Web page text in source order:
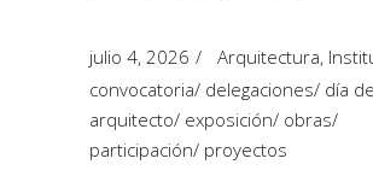
julio 4, 2026 Arquitectura,
convocatoria/ delegaciones/ día
arquitecto/ exposición/ obras/
participación/ proyectos